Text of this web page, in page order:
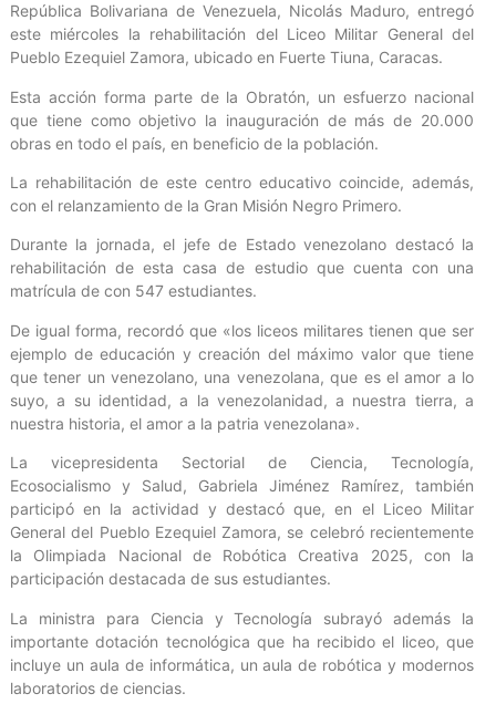
República Bolivariana de Venezuela, Nicolás Maduro, entregó
este miércoles la rehabilitación del Liceo Militar General del
Pueblo Ezequiel Zamora, ubicado en Fuerte Tiuna, Caracas.
Esta acción forma parte de la Obratón, un esfuerzo nacional
que tiene como objetivo la inauguración de más de 20.000
obras en todo el país, en beneficio de la población.
La rehabilitación de este centro educativo coincide, además,
con el relanzamiento de la Gran Misión Negro Primero.
Durante la jornada, el jefe de Estado venezolano destacó la
rehabilitación de esta casa de estudio que cuenta con una
matrícula de con 547 estudiantes.
De igual forma, recordó que «los liceos militares tienen que ser
ejemplo de educación y creación del máximo valor que tiene
que tener un venezolano, una venezolana, que es el amor a lo
suyo, a su identidad, a la venezolanidad, a nuestra tierra, a
nuestra historia, el amor a la patria venezolana».
La vicepresidenta Sectorial de Ciencia, Tecnología,
Ecosocialismo y Salud, Gabriela Jiménez Ramírez, también
participó en la actividad y destacó que, en el Liceo Militar
General del Pueblo Ezequiel Zamora, se celebró recientemente
la Olimpiada Nacional de Robótica Creativa 2025, con la
participación destacada de sus estudiantes.
La ministra para Ciencia y Tecnología subrayó además la
importante dotación tecnológica que ha recibido el liceo, que
incluye un aula de informática, un aula de robótica y modernos
laboratorios de ciencias.